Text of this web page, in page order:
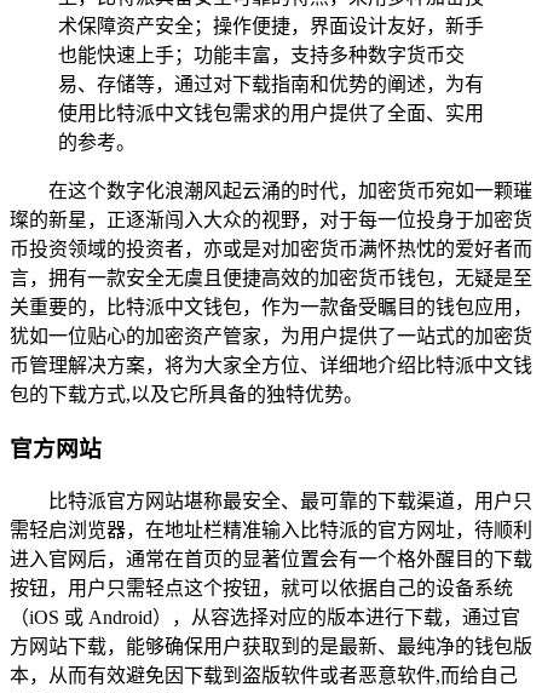
术保障资产安全；操作便捷，界面设计友好，新手
也能快速上手；功能丰富，支持多种数字货币交
易、存储等，通过对下载指南和优势的阐述，为有
使用比特派中文钱包需求的用户提供了全面、实用
的参考。
在这个数字化浪潮风起云涌的时代，加密货币宛如一颗璀
璨的新星，正逐渐闯入大众的视野，对于每一位投身于加密货
币投资领域的投资者，亦或是对加密货币满怀热忱的爱好者而
言，拥有一款安全无虞且便捷高效的加密货币钱包，无疑是至
关重要的，比特派中文钱包，作为一款备受瞩目的钱包应用，
犹如一位贴心的加密资产管家，为用户提供了一站式的加密货
币管理解决方案，将为大家全方位、详细地介绍比特派中文钱
包的下载方式,以及它所具备的独特优势。
官方网站
比特派官方网站堪称最安全、最可靠的下载渠道，用户只
需轻启浏览器，在地址栏精准输入比特派的官方网址，待顺利
进入官网后，通常在首页的显著位置会有一个格外醒目的下载
按钮，用户只需轻点这个按钮，就可以依据自己的设备系统
（iOS 或 Android），从容选择对应的版本进行下载，通过官
方网站下载，能够确保用户获取到的是最新、最纯净的钱包版
本，从而有效避免因下载到盗版软件或者恶意软件,而给自己